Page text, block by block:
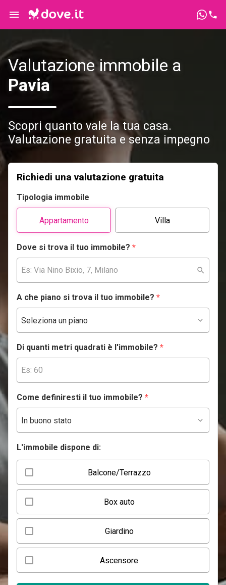
Valutazione immobile a
Pavia
Scopri quanto vale la tua casa.
Valutazione gratuita e senza impegno
Richiedi una valutazione gratuita
Tipologia immobile
Appartamento Villa
Dove si trova il tuo immobile? *
A che piano si trova il tuo immobile? *
Di quanti metri quadrati è l'immobile? *
Come definiresti il tuo immobile? *
L'immobile dispone di:
Balcone/Terrazzo
Box auto
Giardino
Ascensore